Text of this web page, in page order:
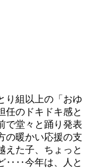
り組以上の「おゆ
任のドキドキ感と
で堂々と踊り発表
の暖かい応援の支
えた子、ちょっと
‥‥今年は、人と